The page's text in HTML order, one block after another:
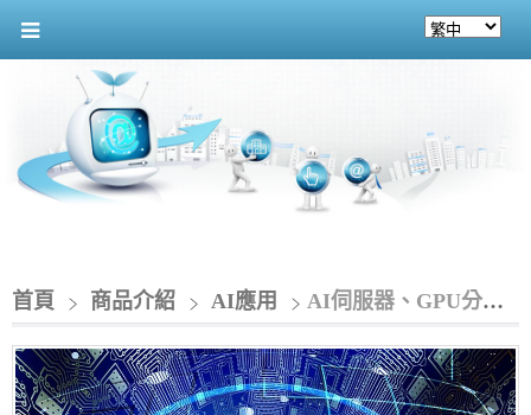
首頁 商品介紹 AI應用 AI伺服器、GPU分享及AI各階段的規劃產出